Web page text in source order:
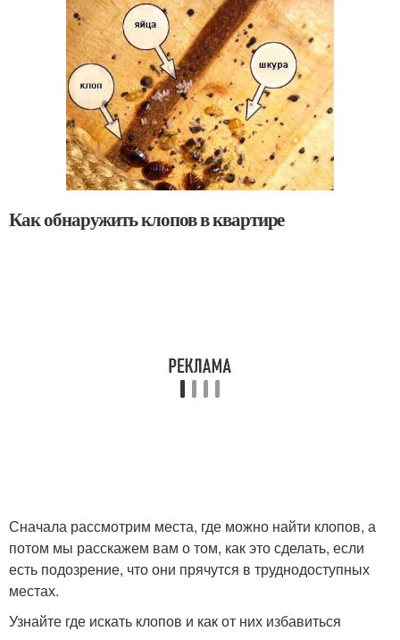
Как обнаружить клопов в квартире
Сначала рассмотрим места, где можно найти клопов, а
потом мы расскажем вам о том, как это сделать, если
есть подозрение, что они прячутся в труднодоступных
местах.
Узнайте где искать клопов и как от них избавиться